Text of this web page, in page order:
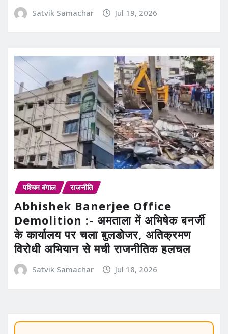
Satvik Samachar Jul 19, 2026
पश्चिम बंगाल राजनीति
Abhishek Banerjee Office
Demolition :- अमताला में अभिषेक बनर्जी
के कार्यालय पर चला बुलडोजर, अतिक्रमण
विरोधी अभियान से मची राजनीतिक हलचल
Satvik Samachar Jul 18, 2026